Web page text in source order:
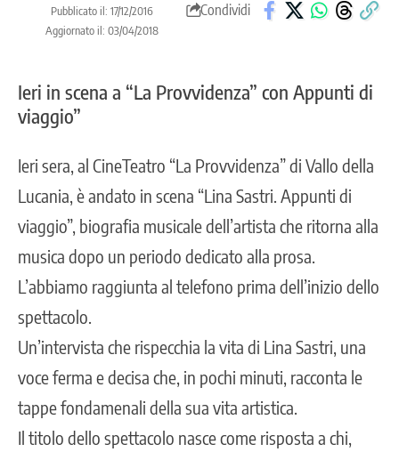
Pubblicato il: 17/12/2016
Aggiornato il: 03/04/2018
Condividi
Ieri in scena a “La Provvidenza” con Appunti di
viaggio”
Ieri sera, al CineTeatro “La Provvidenza” di Vallo della
Lucania, è andato in scena “Lina Sastri. Appunti di
viaggio”, biografia musicale dell’artista che ritorna alla
musica dopo un periodo dedicato alla prosa.
L’abbiamo raggiunta al telefono prima dell’inizio dello
spettacolo.
Un’intervista che rispecchia la vita di Lina Sastri, una
voce ferma e decisa che, in pochi minuti, racconta le
tappe fondamenali della sua vita artistica.
Il titolo dello spettacolo nasce come risposta a chi,